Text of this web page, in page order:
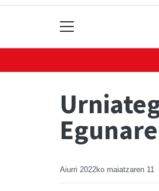
Aiurri 2022ko maiatzaren 11